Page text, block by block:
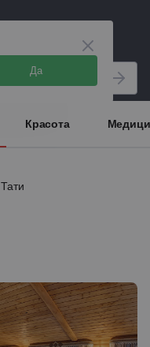
Да
Красота
Тати